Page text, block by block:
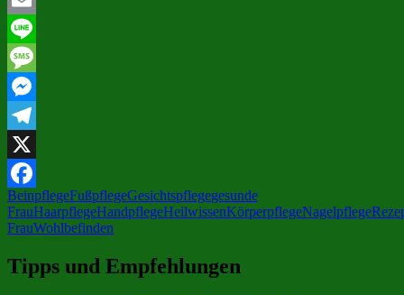
Email
Line
Message
Messenger
Telegram
X
Facebook
BeinpflegeFußpflegeGesichtspflegegesunde
FrauHaarpflegeHandpflegeHeilwissenKörperpflegeNagelpflege
FrauWohlbefinden
Tipps und Empfehlungen